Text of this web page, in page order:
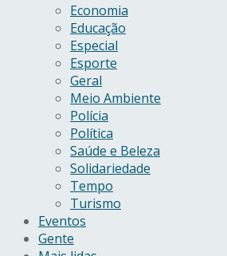
Economia
Educação
Especial
Esporte
Geral
Meio Ambiente
Polícia
Política
Saúde e Beleza
Solidariedade
Tempo
Turismo
Eventos
Gente